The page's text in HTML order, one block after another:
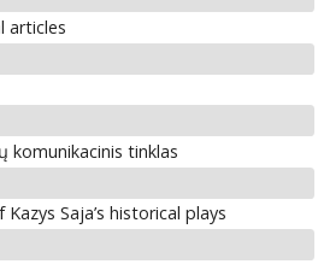
articles
komunikacinis tinklas
Saja’s historical plays